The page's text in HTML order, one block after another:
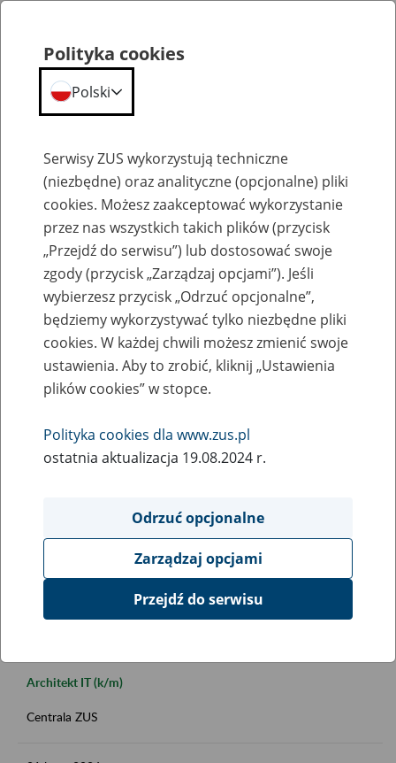
Aktualne ogłoszenia o pracę
Praca w IT
Jednostka ZUS:
Data publikacji od
FILTRUJ
Architekt IT (k/m)
Centrala ZUS
Polityka cookies
Polski
Serwisy ZUS wykorzystują techniczne
(niezbędne) oraz analityczne (opcjonalne) pliki
cookies. Możesz zaakceptować wykorzystanie
przez nas wszystkich takich plików (przycisk
„Przejdź do serwisu”) lub dostosować swoje
zgody (przycisk „Zarządzaj opcjami”). Jeśli
wybierzesz przycisk „Odrzuć opcjonalne”,
będziemy wykorzystywać tylko niezbędne pliki
cookies. W każdej chwili możesz zmienić swoje
ustawienia. Aby to zrobić, kliknij „Ustawienia
plików cookies” w stopce.
Polityka cookies dla www.zus.pl
ostatnia aktualizacja 19.08.2024 r.
Odrzuć opcjonalne
Zarządzaj opcjami
Przejdź do serwisu